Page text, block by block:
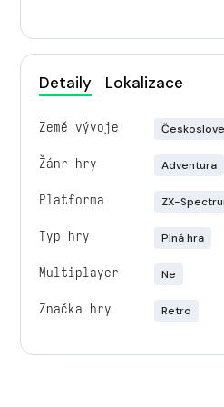
Detaily Lokalizace
Země vývoje
Žánr hry Adventura
Platforma ZX-
Typ hry Plná hra
Multiplayer Ne
Značka hry Retro